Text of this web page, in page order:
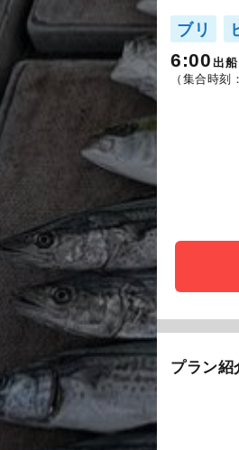
ブリ
6:00 出船
（集合時刻
プラン紹